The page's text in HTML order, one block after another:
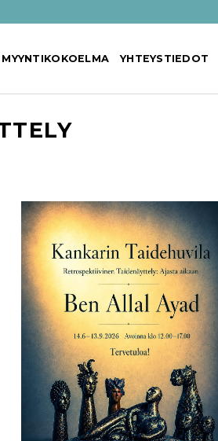
MYYNTIKOKOELMA YHTEYSTIEDOT